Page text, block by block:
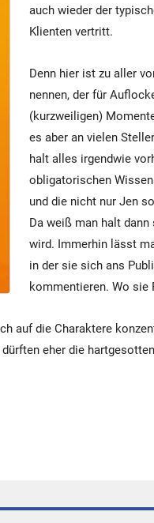
auch wieder der
Klienten vertritt.
Denn hier ist zu aller
nennen, der für
(kurzweiligen)
es aber an vielen
halt alles irgendwie
obligatorischen
und die nicht nur Jen
Da weiß man halt
wird. Immerhin lässt
in der sie sich ans
kommentieren. Wo sie
auf die Charaktere
eher die